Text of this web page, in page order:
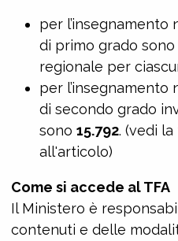
per l’insegnamento
di primo grado sono
regionale per
per l’insegnamento
di secondo grado
sono 15.792. (vedi
all'articolo)
Come si accede al TFA
Il Ministero è
contenuti e delle